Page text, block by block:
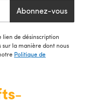
Abonnez-vous
lien de désinscription
la manière dont nous
Politique de